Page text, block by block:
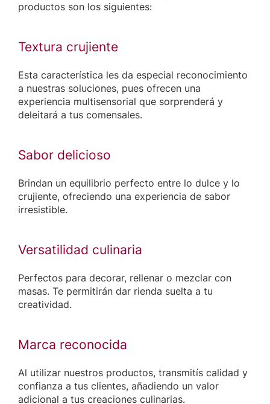
productos son los siguientes:
Textura crujiente
Esta característica les da especial reconocimiento
a nuestras soluciones, pues ofrecen una
experiencia multisensorial que sorprenderá y
deleitará a tus comensales.
Sabor delicioso
Brindan un equilibrio perfecto entre lo dulce y lo
crujiente, ofreciendo una experiencia de sabor
irresistible.
Versatilidad culinaria
Perfectos para decorar, rellenar o mezclar con
masas. Te permitirán dar rienda suelta a tu
creatividad.
Marca reconocida
Al utilizar nuestros productos, transmitís calidad y
confianza a tus clientes, añadiendo un valor
adicional a tus creaciones culinarias.